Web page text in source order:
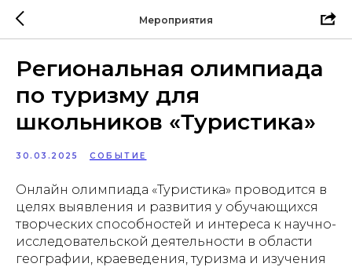
Мероприятия
Региональная олимпиада
по туризму для
школьников «Туристика»
30.03.2025 СОБЫТИЕ
Онлайн олимпиада «Туристика» проводится в
целях выявления и развития у обучающихся
творческих способностей и интереса к научно-
исследовательской деятельности в области
географии, краеведения, туризма и изучения